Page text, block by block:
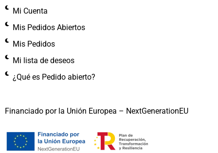
Mi Cuenta
Mis Pedidos Abiertos
Mis Pedidos
Mi lista de deseos
¿Qué es Pedido abierto?
Financiado por la Unión Europea – NextGenerationEU